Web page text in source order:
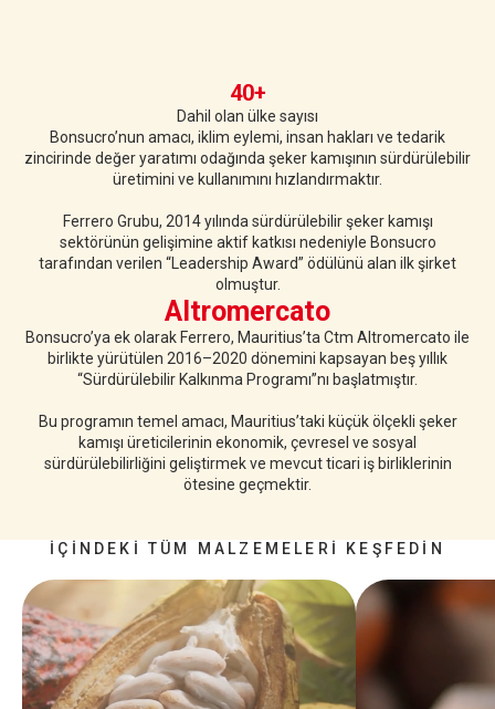
40+
Dahil olan ülke sayısı
Bonsucro’nun amacı, iklim eylemi, insan hakları ve tedarik
zincirinde değer yaratımı odağında şeker kamışının sürdürülebilir
üretimini ve kullanımını hızlandırmaktır.
Ferrero Grubu, 2014 yılında sürdürülebilir şeker kamışı
sektörünün gelişimine aktif katkısı nedeniyle Bonsucro
tarafından verilen “Leadership Award” ödülünü alan ilk şirket
olmuştur.
Altromercato
Bonsucro’ya ek olarak Ferrero, Mauritius’ta Ctm Altromercato ile
birlikte yürütülen 2016–2020 dönemini kapsayan beş yıllık
“Sürdürülebilir Kalkınma Programı”nı başlatmıştır.
Bu programın temel amacı, Mauritius’taki küçük ölçekli şeker
kamışı üreticilerinin ekonomik, çevresel ve sosyal
sürdürülebilirliğini geliştirmek ve mevcut ticari iş birliklerinin
ötesine geçmektir.
İÇINDEKI TÜM MALZEMELERI KEŞFEDIN